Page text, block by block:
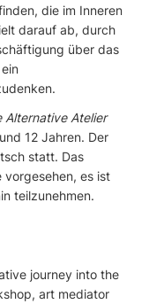
die im Inneren
darauf ab, durch
über das
Alternative Atelier
12 Jahren. Der
statt. Das
vorgesehen, es ist
teilzunehmen.
journey into the
art mediator